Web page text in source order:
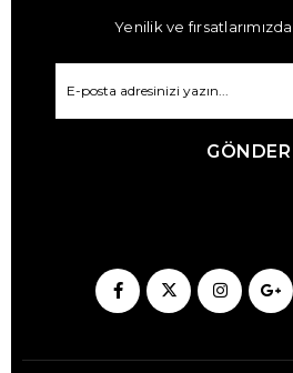
Yenilik ve
GÖNDER